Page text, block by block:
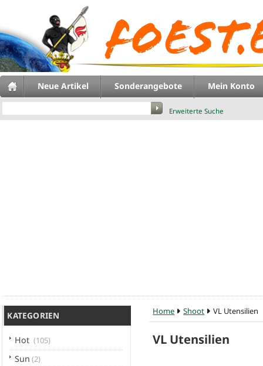
Neue Artikel Sonderangebote Mein Konto
Erweiterte Suche
KATEGORIEN
Hot (105)
Sun (2)
Home Shoot VL Utensilien
VL Utensilien